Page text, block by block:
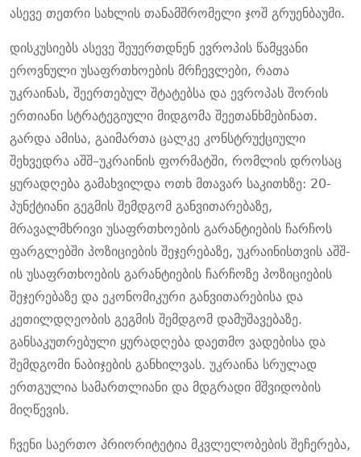
ასევე თეთრი სახლის თანამშრომელი ჯოშ გრუენბაუმი.
დისკუსიებს ასევე შეუერთდნენ ევროპის წამყვანი
ეროვნული უსაფრთხოების მრჩევლები, რათა
უკრაინას, შეერთებულ შტატებსა და ევროპას შორის
ერთიანი სტრატეგიული მიდგომა შეეთანხმებინათ.
გარდა ამისა, გაიმართა ცალკე კონსტრუქციული
შეხვედრა აშშ–უკრაინის ფორმატში, რომლის დროსაც
ყურადღება გამახვილდა ოთხ მთავარ საკითხზე: 20-
პუნქტიანი გეგმის შემდგომ განვითარებაზე,
მრავალმხრივი უსაფრთხოების გარანტიების ჩარჩოს
ფარგლებში პოზიციების შეჯერებაზე, უკრაინისთვის აშშ-
ის უსაფრთხოების გარანტიების ჩარჩოზე პოზიციების
შეჯერებაზე და ეკონომიკური განვითარებისა და
კეთილდღეობის გეგმის შემდგომ დამუშავებაზე.
განსაკუთრებული ყურადღება დაეთმო ვადებისა და
შემდგომი ნაბიჯების განხილვას. უკრაინა სრულად
ერთგულია სამართლიანი და მდგრადი მშვიდობის
მიღწევის.
ჩვენი საერთო პრიორიტეტია მკვლელობების შეჩერება,